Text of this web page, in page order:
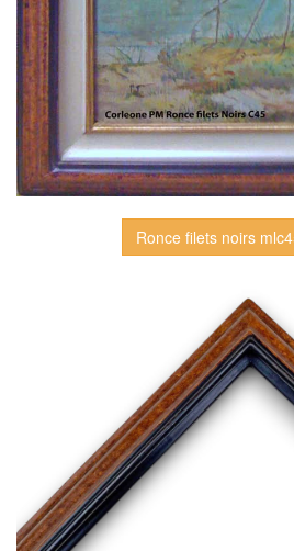
Ronce filets noirs